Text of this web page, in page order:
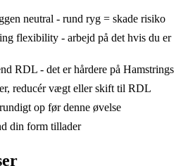
neutral - rund ryg = skade risiko
flexibility - arbejd på det hvis du er
RDL - det er hårdere på Hamstrings
reducér vægt eller skift til RDL
op før denne øvelse
din form tillader